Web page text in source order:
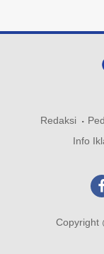
Redaksi
Info
Copyright